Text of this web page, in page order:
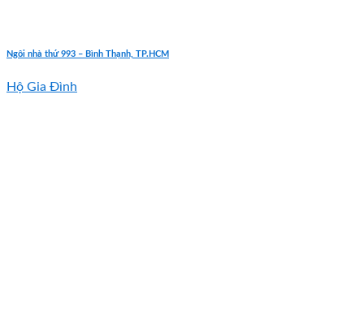
Ngôi nhà thứ 993 – Bình Thạnh, TP.HCM
Hộ Gia Đình